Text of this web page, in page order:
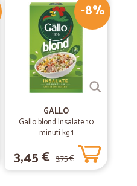
23/09/2019
:-) :-) :-) :-) :-) :-)
-8%
GALLO
Gallo blond Insalate 10
minuti kg.1
3,45 € 3,75 €